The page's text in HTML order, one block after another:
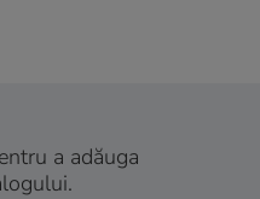
a adăuga